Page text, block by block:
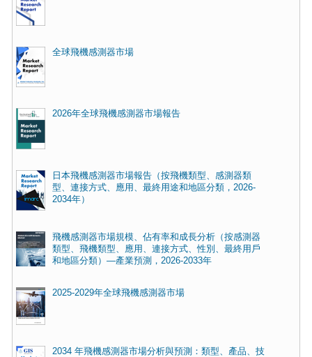
全球飛機感測器市場
2026年全球飛機感測器市場報告
日本飛機感測器市場報告（按飛機類型、感測器類
型、連接方式、應用、最終用途和地區分類，2026-
2034年）
飛機感測器市場規模、佔有率和成長分析（按感測器
類型、飛機類型、應用、連接方式、性別、最終用戶
和地區分類）—產業預測，2026-2033年
2025-2029年全球飛機感測器市場
2034 年飛機感測器市場分析與預測：類型、產品、技